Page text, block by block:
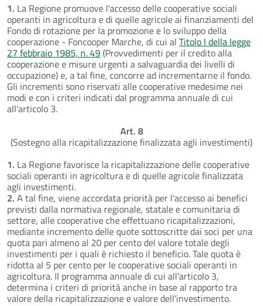
1. La Regione promuove l'accesso delle cooperative sociali
operanti in agricoltura e di quelle agricole ai finanziamenti del
Fondo di rotazione per la promozione e lo sviluppo della
cooperazione - Foncooper Marche, di cui al Titolo I della legge
27 febbraio 1985, n. 49(Provvedimenti per il credito alla
cooperazione e misure urgenti a salvaguardia dei livelli di
occupazione) e, a tal fine, concorre ad incrementarne il fondo.
Gli incrementi sono riservati alle cooperative medesime nei
modi e con i criteri indicati dal programma annuale di cui
all'articolo 3.
Art. 8
(Sostegno alla ricapitalizzazione finalizzata agli investimenti)
1. La Regione favorisce la ricapitalizzazione delle cooperative
sociali operanti in agricoltura e di quelle agricole finalizzata
agli investimenti.
2. A tal fine, viene accordata priorità per l'accesso ai benefici
previsti dalla normativa regionale, statale e comunitaria di
settore, alle cooperative che effettuano ricapitalizzazioni,
mediante incremento delle quote sottoscritte dai soci per una
quota pari almeno al 20 per cento del valore totale degli
investimenti per i quali è richiesto il beneficio. Tale quota è
ridotta al 5 per cento per le cooperative sociali operanti in
agricoltura. Il programma annuale di cui all'articolo 3,
determina i criteri di priorità anche in base al rapporto tra
valore della ricapitalizzazione e valore dell'investimento.